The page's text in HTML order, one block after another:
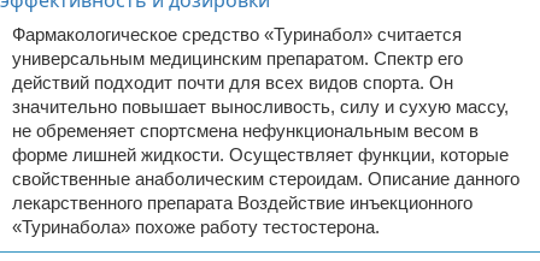
Фармакологическое средство «Туринабол» считается
универсальным медицинским препаратом. Спектр его
действий подходит почти для всех видов спорта. Он
значительно повышает выносливость, силу и сухую массу,
не обременяет спортсмена нефункциональным весом в
форме лишней жидкости. Осуществляет функции, которые
свойственные анаболическим стероидам. Описание данного
лекарственного препарата Воздействие инъекционного
«Туринабола» похоже работу тестостерона.